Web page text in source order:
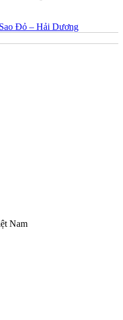
Đỏ – Hải Dương
Nam